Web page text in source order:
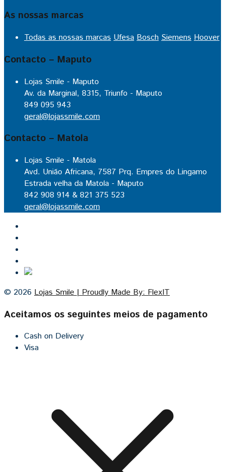
As nossas marcas
Todas as nossas marcas Ufesa Bosch Siemens Hoover
Contacto – Maputo
Lojas Smile - Maputo
Av. da Marginal, 8315, Triunfo - Maputo
849 095 943
geral@lojassmile.com
Contacto – Matola
Lojas Smile - Matola
Avd. União Africana, 7587 Prq. Empres do Lingamo
Estrada velha da Matola - Maputo
842 908 914 & 821 375 523
geral@lojassmile.com
© 2026 Lojas Smile | Proudly Made By: FlexIT
Aceitamos os seguintes meios de pagamento
Cash on Delivery
Visa